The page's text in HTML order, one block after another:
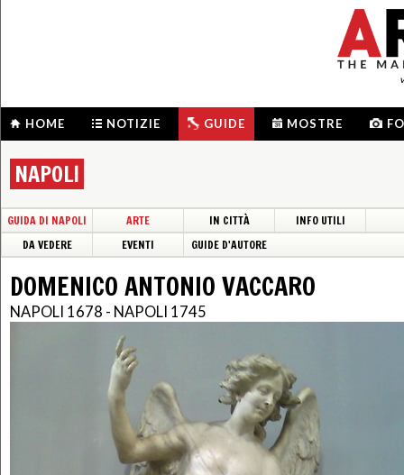
HOME NOTIZIE GUIDE MOSTRE
NAPOLI
GUIDA DI NAPOLI ARTE IN CITTÀ
INFO UTILI
DA VEDERE
EVENTI GUIDE D'AUTORE
DOMENICO ANTONIO VACCARO
NAPOLI 1678 - NAPOLI 1745